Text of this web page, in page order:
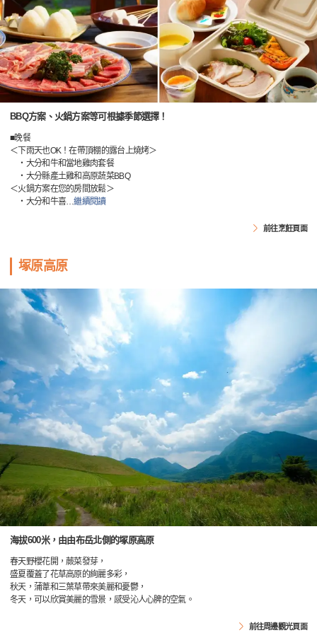
BBQ方案、火鍋方案等可根據季節選擇！
■晚餐
＜下雨天也OK！在帶頂棚的露台上燒烤＞
・大分和牛和當地雞肉套餐
・大分縣產土雞和高原蔬菜BBQ
＜火鍋方案在您的房間放鬆＞
・大分和牛喜…繼續閱讀
前往烹飪頁面
塚原高原
海拔600米，由由布岳北側的塚原高原
春天野櫻花開，蕨菜發芽，
盛夏覆蓋了花草高原的絢麗多彩，
秋天，蒲葦和三葉草帶來美麗和憂鬱，
冬天，可以欣賞美麗的雪景，感受沁人心脾的空氣。
前往周邊觀光頁面